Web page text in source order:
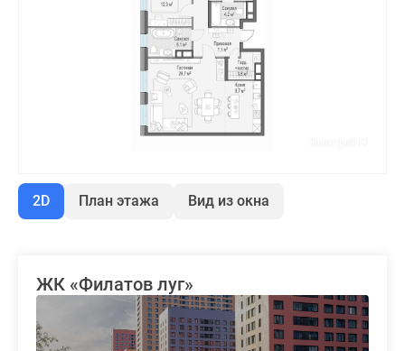
2D План этажа Вид из окна
ЖК «Филатов луг»